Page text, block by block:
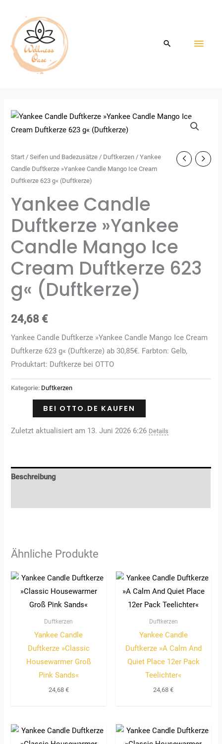
springen
Start /Seifen und Badezusätze / Duftkerzen / Yankee
Candle Duftkerze »Yankee Candle Mango Ice Cream
Duftkerze 623 g« (Duftkerze)
Yankee Candle
Duftkerze »Yankee
Candle Mango Ice
Cream Duftkerze 623
g« (Duftkerze)
24,68 €
Yankee Candle Duftkerze »Yankee Candle Mango Ice Cream
Duftkerze 623 g« (Duftkerze) ab 30,85€. Farbton: Gelb,
Produktart: Duftkerze bei OTTO
Kategorie: Duftkerzen
BEI OTTO.DE KAUFEN
Zuletzt aktualisiert am 13. Juni 2026 6:26 Details
Beschreibung
Ähnliche Produkte
Duftkerzen
Yankee Candle
Duftkerze »Classic
Housewarmer Groß
Pink Sands«
24,68 €
Duftkerzen
Yankee Candle
Duftkerze »A Calm And
Quiet Place 12er Pack
Teelichter«
24,68€